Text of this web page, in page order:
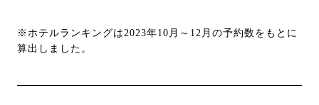
※ホテルランキングは2023年10月～12月の予約数をもとに
算出しました。